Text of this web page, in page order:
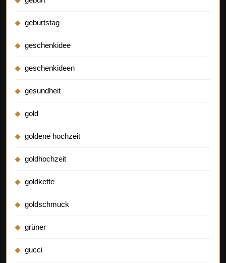
geburtstag
geschenkidee
geschenkideen
gesundheit
gold
goldene hochzeit
goldhochzeit
goldkette
goldschmuck
grüner
gucci